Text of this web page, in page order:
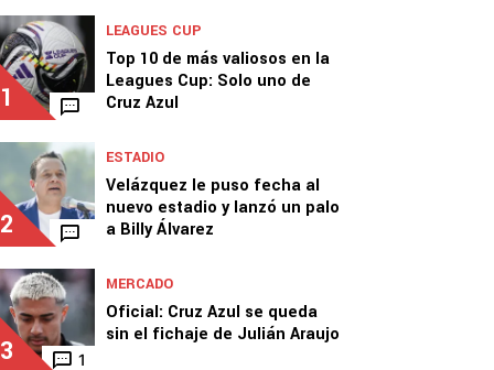
1
LEAGUES CUP
Top 10 de más valiosos en la
Leagues Cup: Solo uno de
Cruz Azul
2
ESTADIO
Velázquez le puso fecha al
nuevo estadio y lanzó un palo
a Billy Álvarez
3 1
MERCADO
Oficial: Cruz Azul se queda
sin el fichaje de Julián Araujo